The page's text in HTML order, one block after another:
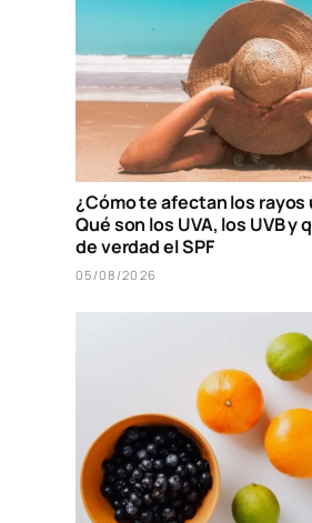
¿Cómo te afectan los
Qué son los UVA, los UVB y
de verdad el SPF
05/08/2026